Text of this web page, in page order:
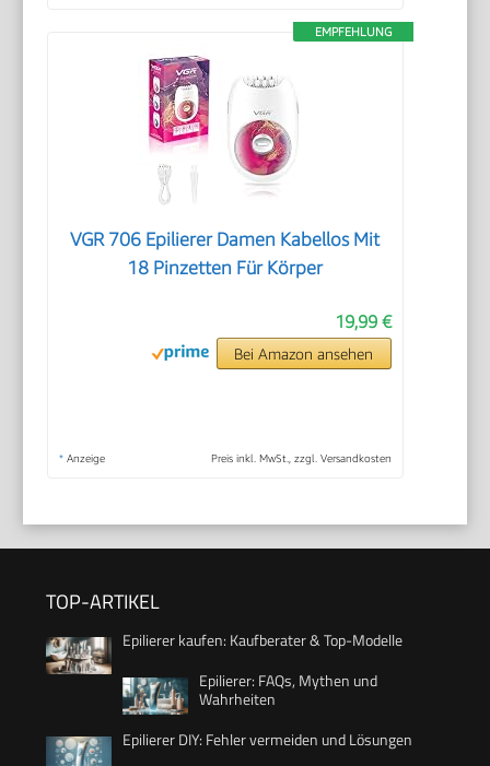
EMPFEHLUNG
VGR 706 Epilierer Damen Kabellos Mit
18 Pinzetten Für Körper
19,99 €
Bei Amazon ansehen
* Anzeige Preis inkl. MwSt., zzgl. Versandkosten
TOP-ARTIKEL
Epilierer kaufen: Kaufberater & Top-Modelle
Epilierer: FAQs, Mythen und
Wahrheiten
Epilierer DIY: Fehler vermeiden und Lösungen